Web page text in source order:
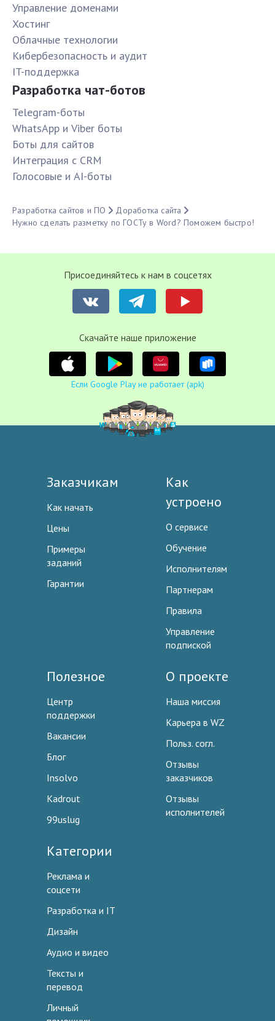
Управление доменами
Хостинг
Облачные технологии
Кибербезопасность и аудит
IT-поддержка
Разработка чат-ботов
Telegram-боты
WhatsApp и Viber боты
Боты для сайтов
Интеграция с CRM
Голосовые и AI-боты
Разработка сайтов и ПО
Доработка сайта
Нужно сделать разметку по ГОСТу в Word? Поможем быстро!
Присоединяйтесь к нам в соцсетях
Cкачайте наше приложение
Если Google Play не работает (apk)
Заказчикам
Как начать
Цены
Примеры
заданий
Гарантии
Как
устроено
О сервисе
Обучение
Исполнителям
Партнерам
Правила
Управление
подпиской
Полезное
Центр
поддержки
Вакансии
Блог
Insolvo
Kadrout
99uslug
О проекте
Наша миссия
Карьера в WZ
Польз. согл.
Отзывы
заказчиков
Отзывы
исполнителей
Категории
Реклама и
соцсети
Разработка и IT
Дизайн
Аудио и видео
Тексты и
перевод
Личный